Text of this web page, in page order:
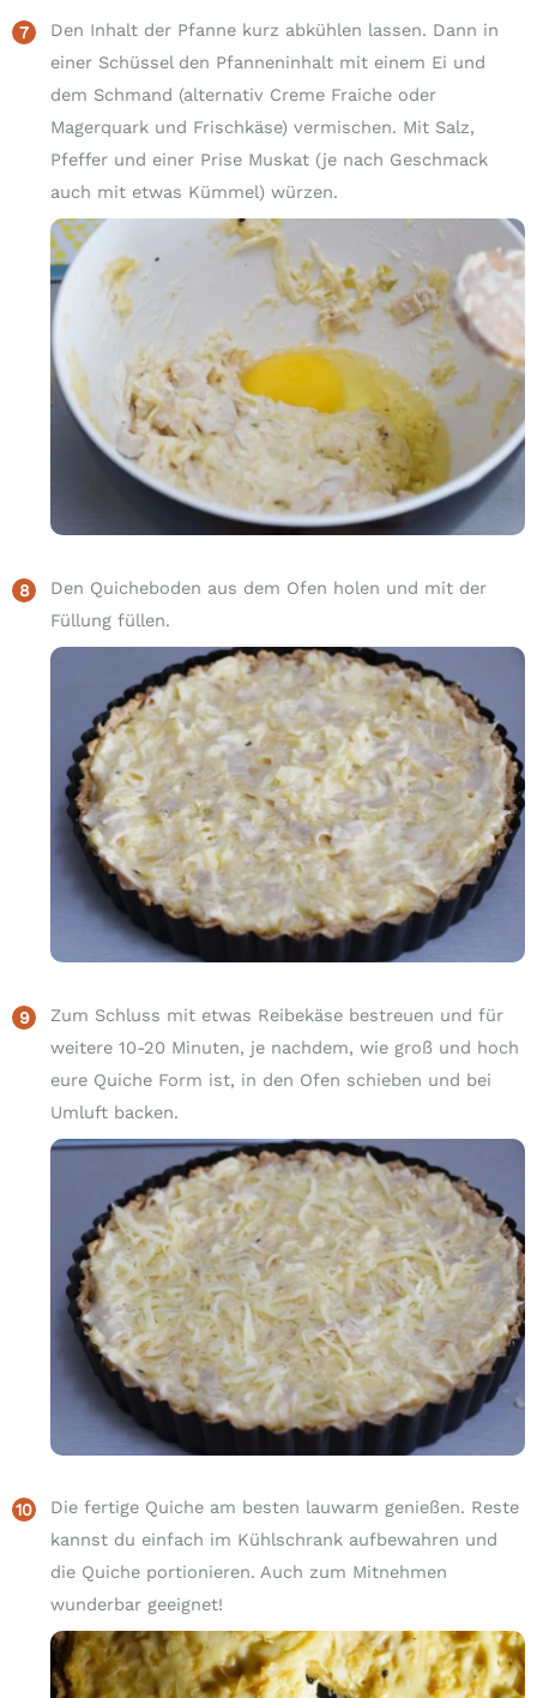
Den Inhalt der Pfanne kurz abkühlen lassen. Dann in
einer Schüssel den Pfanneninhalt mit einem Ei und
dem Schmand (alternativ Creme Fraiche oder
Magerquark und Frischkäse) vermischen. Mit Salz,
Pfeffer und einer Prise Muskat (je nach Geschmack
auch mit etwas Kümmel) würzen.
Den Quicheboden aus dem Ofen holen und mit der
Füllung füllen.
Zum Schluss mit etwas Reibekäse bestreuen und für
weitere 10-20 Minuten, je nachdem, wie groß und hoch
eure Quiche Form ist, in den Ofen schieben und bei
Umluft backen.
Die fertige Quiche am besten lauwarm genießen. Reste
kannst du einfach im Kühlschrank aufbewahren und
die Quiche portionieren. Auch zum Mitnehmen
wunderbar geeignet!